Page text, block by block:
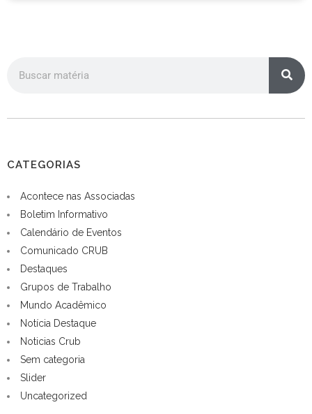
CATEGORIAS
Acontece nas Associadas
Boletim Informativo
Calendário de Eventos
Comunicado CRUB
Destaques
Grupos de Trabalho
Mundo Acadêmico
Notícia Destaque
Noticias Crub
Sem categoria
Slider
Uncategorized